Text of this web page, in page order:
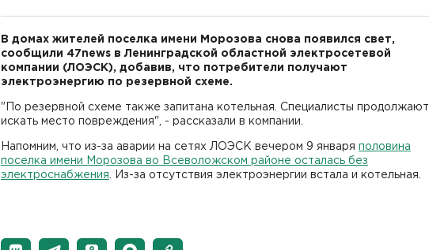
В домах жителей поселка имени Морозова снова появился свет,
сообщили 47news в Ленинградской областной электросетевой
компании (ЛОЭСК), добавив, что потребители получают
электроэнергию по резервной схеме.
"По резервной схеме также запитана котельная. Специалисты продолжают
искать место повреждения", - рассказали в компании.
Напомним, что из-за аварии на сетях ЛОЭСК вечером 9 января половина
поселка имени Морозова во Всеволожском районе осталась без
электроснабжения . Из-за отсутствия электроэнергии встала и котельная.